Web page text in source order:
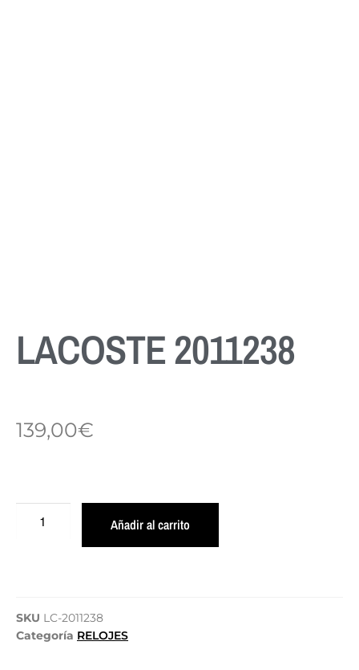
LACOSTE 2011238
139,00€
Añadir al carrito
SKU LC-2011238
Categoría RELOJES